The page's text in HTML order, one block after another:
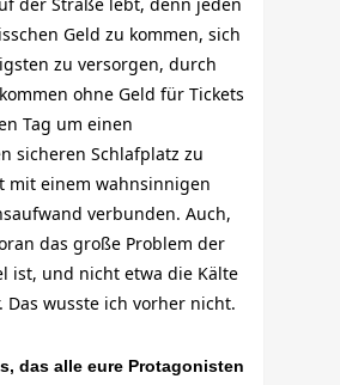
Geld zu kommen, sich
zu versorgen, durch
ohne Geld für Tickets
Tag um einen
sicheren Schlafplatz zu
mit einem wahnsinnigen
verbunden. Auch,
das große Problem der
ist, und nicht etwa die Kälte
Das wusste ich vorher nicht.
das alle eure Protagonisten